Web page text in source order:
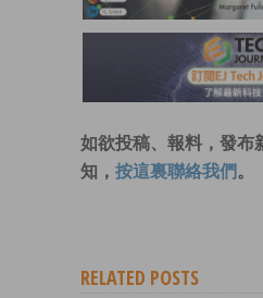
如欲投稿、報料，發布
知， 按這裏聯絡我們 。
RELATED POSTS